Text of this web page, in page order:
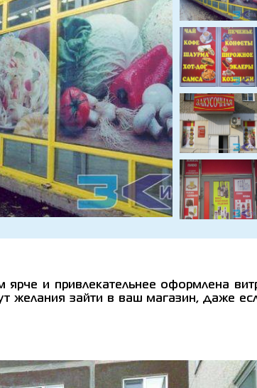
и привлекательнее оформлена
желания зайти в ваш магазин, даже